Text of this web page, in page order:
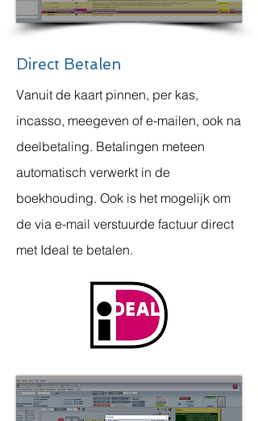
Direct Betalen
Vanuit de kaart pinnen, per kas,
incasso, meegeven of e-mailen, ook na
deelbetaling. Betalingen meteen
automatisch verwerkt in de
boekhouding. Ook is het mogelijk om
de via e-mail verstuurde factuur direct
met Ideal te betalen.